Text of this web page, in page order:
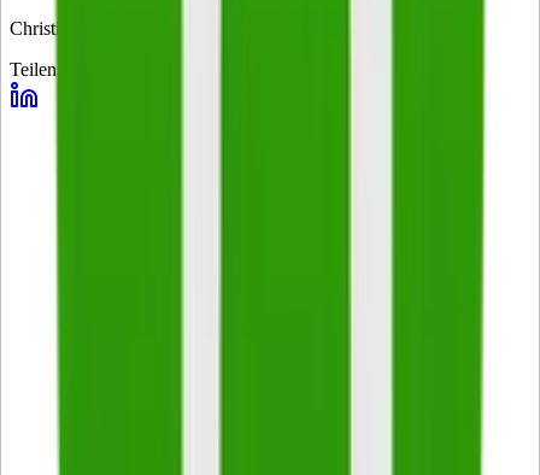
Christian Weis
Teilen: